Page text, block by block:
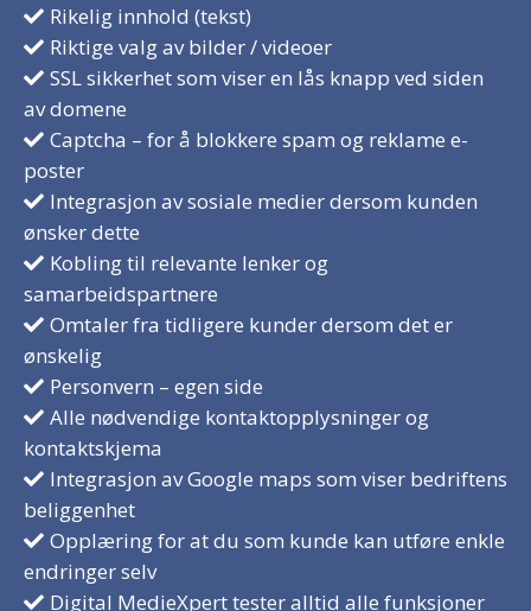
Rikelig innhold (tekst)
Riktige valg av bilder / videoer
SSL sikkerhet som viser en lås knapp ved siden
av domene
Captcha – for å blokkere spam og reklame e-
poster
Integrasjon av sosiale medier dersom kunden
ønsker dette
Kobling til relevante lenker og
samarbeidspartnere
Omtaler fra tidligere kunder dersom det er
ønskelig
Personvern – egen side
Alle nødvendige kontaktopplysninger og
kontaktskjema
Integrasjon av Google maps som viser bedriftens
beliggenhet
Opplæring for at du som kunde kan utføre enkle
endringer selv
Digital MedieXpert tester alltid alle funksjoner